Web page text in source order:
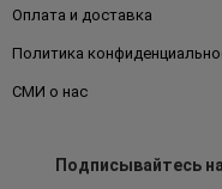
Оплата и доставка
Политика
СМИ о нас
Подписывайтесь